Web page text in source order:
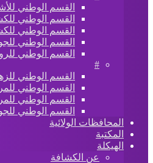
القسم الوطني
القسم الوطني
القسم الوطني
القسم الوطني
القسم الوطني
#
القسم الوطني
القسم الوطني
القسم الوطني
القسم الوطني
المحافظات الولائية
المكتبة
الهيكلة
عن الكشافة